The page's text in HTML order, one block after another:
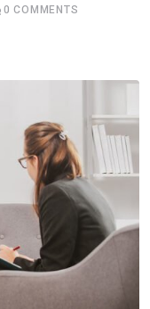
0 COMMENTS